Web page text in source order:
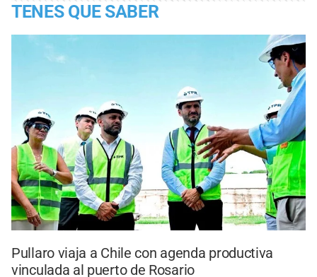
TENES QUE SABER
Pullaro viaja a Chile con agenda productiva
vinculada al puerto de Rosario